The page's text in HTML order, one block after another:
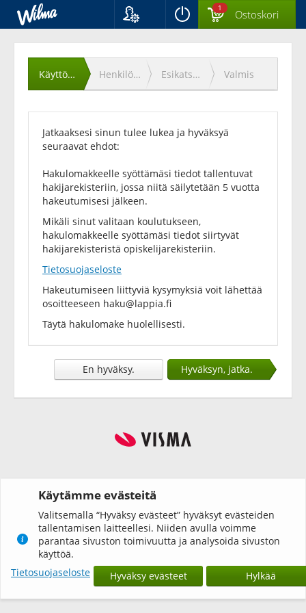
Svenska
English
1 Ostoskori
Käyttöehtojen
hyväksyminen
Käyttöehdot Henkilötiedot Esikatselu Valmis
Jatkaaksesi sinun tulee lukea ja hyväksyä
seuraavat ehdot:
Hakulomakkeelle syöttämäsi tiedot tallentuvat
hakijarekisteriin, jossa niitä säilytetään 5 vuotta
hakeutumisesi jälkeen.
Mikäli sinut valitaan koulutukseen,
hakulomakkeelle syöttämäsi tiedot siirtyvät
hakijarekisteristä opiskelijarekisteriin.
Tietosuojaseloste
Hakeutumiseen liittyviä kysymyksiä voit lähettää
osoitteeseen haku@lappia.fi
Täytä hakulomake huolellisesti.
En hyväksy. Hyväksyn, jatka.
Käytämme evästeitä
Valitsemalla “Hyväksy evästeet” hyväksyt evästeiden
tallentamisen laitteellesi. Niiden avulla voimme
parantaa sivuston toimivuutta ja analysoida sivuston
käyttöä.
Tietosuojaseloste
Hyväksy evästeet Hylkää